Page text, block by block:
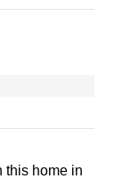
this home in